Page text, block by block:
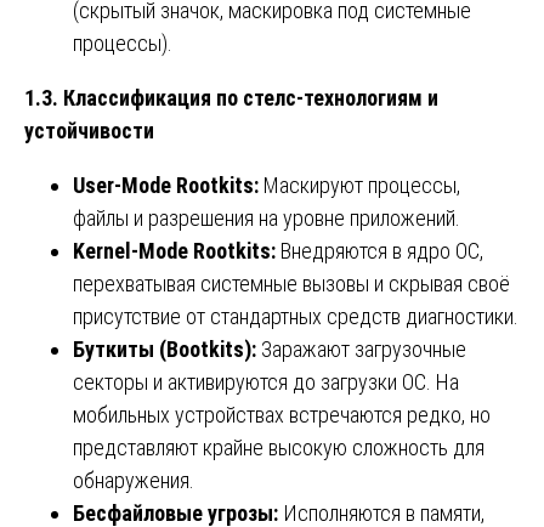
(скрытый значок, маскировка под системные
процессы).
1.3. Классификация по стелс-технологиям и
устойчивости
User-Mode Rootkits: Маскируют процессы,
файлы и разрешения на уровне приложений.
Kernel-Mode Rootkits: Внедряются в ядро ОС,
перехватывая системные вызовы и скрывая своё
присутствие от стандартных средств диагностики.
Буткиты (Bootkits): Заражают загрузочные
секторы и активируются до загрузки ОС. На
мобильных устройствах встречаются редко, но
представляют крайне высокую сложность для
обнаружения.
Бесфайловые угрозы: Исполняются в памяти,